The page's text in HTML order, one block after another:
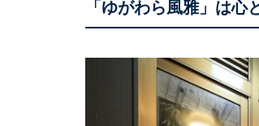
「ゆがわら風雅」は